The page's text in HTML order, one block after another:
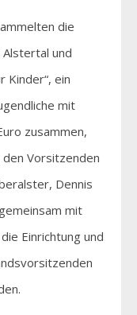
die
und
Kinder“, ein
mit
zusammen,
Vorsitzenden
Dennis
mit
Einrichtung und